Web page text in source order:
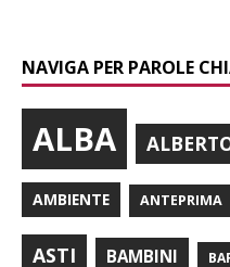
NAVIGA PER PAROLE
ALBA
AMBIENTE ANTEPRIMA
ASTI BAMBINI